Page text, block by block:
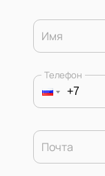
Имя
Телефон
Почта